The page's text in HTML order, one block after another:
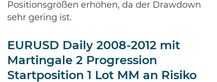
Positionsgrößen erhöhen, da der Drawdown
sehr gering ist.
EURUSD Daily 2008-2012 mit
Martingale 2 Progression
Startposition 1 Lot MM an Risiko